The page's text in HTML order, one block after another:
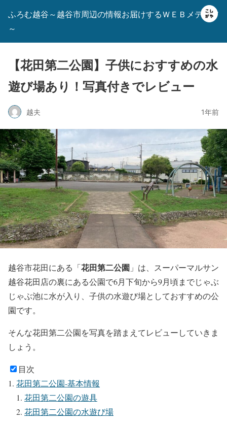
ふろむ越谷～越谷市周辺の情報お届けするＷＥＢメディア
～
【花田第二公園】子供におすすめの水
遊び場あり！写真付きでレビュー
越夫 1年前
越谷市花田にある「花田第二公園 」は、スーパーマルサン
越谷花田店の裏にある公園で6月下旬から9月頃までじゃぶ
じゃぶ池に水が入り、子供の水遊び場としておすすめの公
園です。
そんな花田第二公園を写真を踏まえてレビューしていきま
しょう。
目次
花田第二公園-基本情報
花田第二公園の遊具
花田第二公園の水遊び場